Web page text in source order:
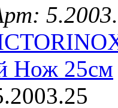
Нож 25см